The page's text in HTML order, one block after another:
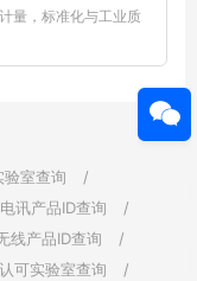
量，标准化与工业质
验室查询
/
讯产品ID查询
/
线产品ID查询
/
可实验室查询
/